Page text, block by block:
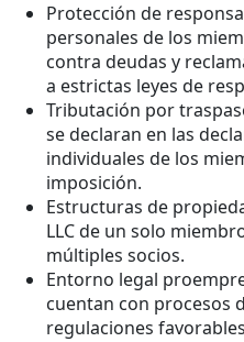
Protección de
personales de los
contra deudas y
a estrictas leyes de
Tributación por
se declaran en las
individuales de los
imposición.
Estructuras de
LLC de un solo
múltiples socios.
Entorno legal
cuentan con procesos
regulaciones